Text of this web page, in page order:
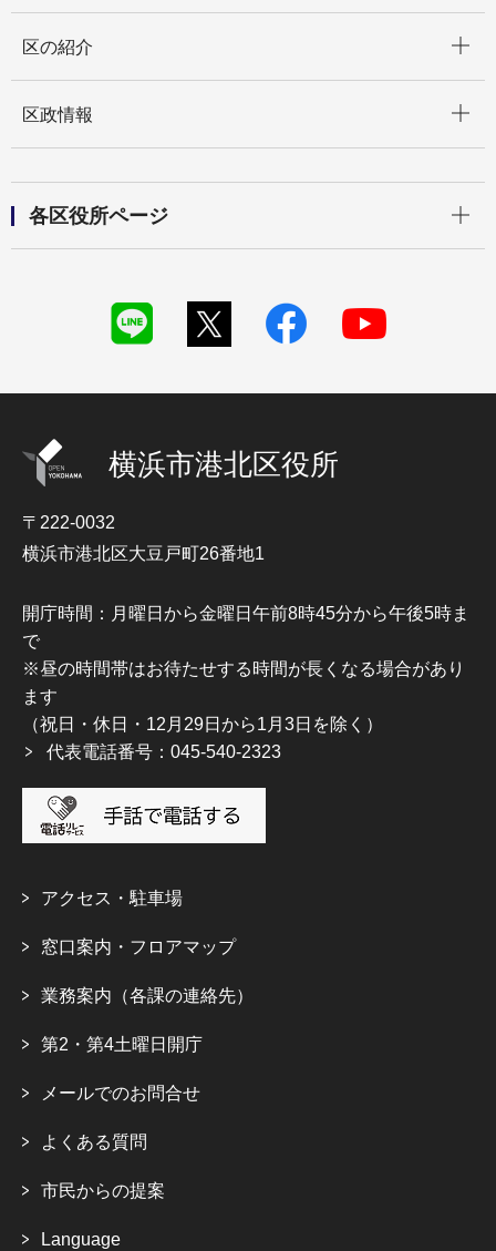
区の紹介
区政情報
各区役所ページ
横浜市港北区役所
〒222-0032
横浜市港北区大豆戸町26番地1
開庁時間：月曜日から金曜日午前8時45分から午後5時ま
で
※昼の時間帯はお待たせする時間が長くなる場合があり
ます
（祝日・休日・12月29日から1月3日を除く）
代表電話番号：045-540-2323
アクセス・駐車場
窓口案内・フロアマップ
業務案内（各課の連絡先）
第2・第4土曜日開庁
メールでのお問合せ
よくある質問
市民からの提案
Language